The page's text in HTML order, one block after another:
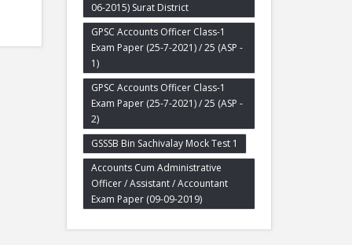
06-2015) Surat District
GPSC Accounts Officer Class-1
Exam Paper (25-7-2021) / 25 (ASP -
1)
GPSC Accounts Officer Class-1
Exam Paper (25-7-2021) / 25 (ASP -
2)
GSSSB Bin Sachivalay Mock Test 1
Accounts Cum Administrative
Officer / Assistant / Accountant
Exam Paper (09-09-2019)